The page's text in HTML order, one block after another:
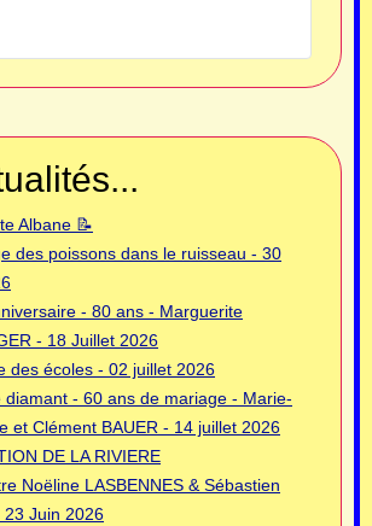
Albane 📝
des poissons dans le ruisseau - 30
- 80 ans - Marguerite
- 18 Juillet 2026
des écoles - 02 juillet 2026
diamant - 60 ans de mariage - Marie-
et Clément BAUER - 14 juillet 2026
DE LA RIVIERE
Noëline LASBENNES & Sébastien
23 Juin 2026